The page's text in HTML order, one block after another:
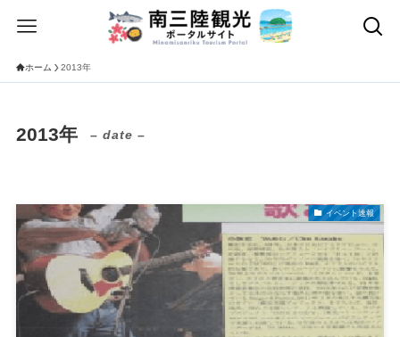
ホーム 2013年
2013年 – date –
イベント速報